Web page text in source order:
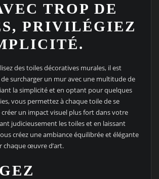
TROP DE
PRIVILÉGIEZ
des toiles décoratives murales, il est
de surcharger un mur avec une multitude de
la simplicité et en optant pour quelques
vous permettez à chaque toile de se
un impact visuel plus fort dans votre
judicieusement les toiles et en laissant
créez une ambiance équilibrée et élégante
chaque œuvre d’art.